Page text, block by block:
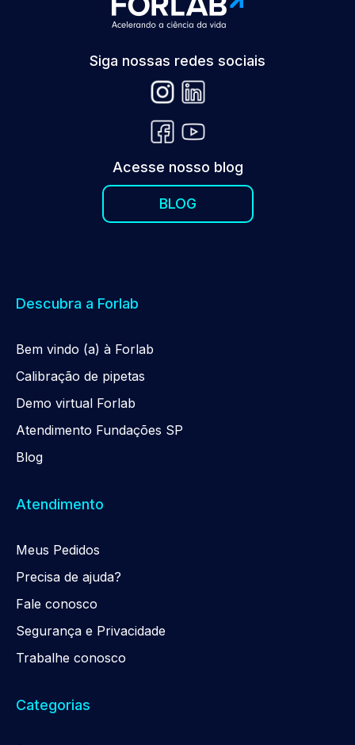
Siga nossas redes sociais
Acesse nosso blog
BLOG
Descubra a Forlab
Bem vindo (a) à Forlab
Calibração de pipetas
Demo virtual Forlab
Atendimento Fundações SP
Blog
Atendimento
Meus Pedidos
Precisa de ajuda?
Fale conosco
Segurança e Privacidade
Trabalhe conosco
Categorias